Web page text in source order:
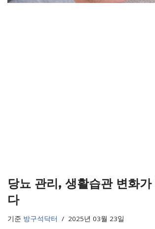
당뇨 관리, 생활습관 변화가
다
기준 방구석닥터 2025년 03월 23일